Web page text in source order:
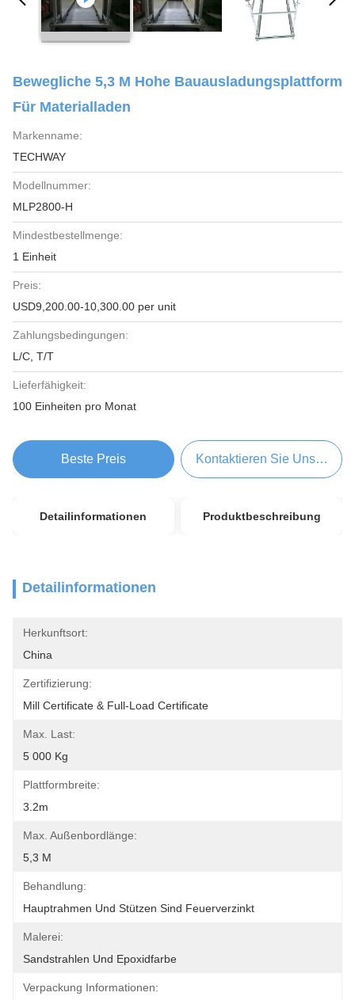
Bewegliche 5,3 M Hohe Bauausladungsplattform
Für Materialladen
Markenname:
TECHWAY
Modellnummer:
MLP2800-H
Mindestbestellmenge:
1 Einheit
Preis:
USD9,200.00-10,300.00 per unit
Zahlungsbedingungen:
L/C, T/T
Lieferfähigkeit:
100 Einheiten pro Monat
Beste Preis Kontaktieren Sie Uns Jetzt
Detailinformationen Produktbeschreibung
Detailinformationen
Herkunftsort:
China
Zertifizierung:
Mill Certificate & Full-Load Certificate
Max. Last:
5 000 Kg
Plattformbreite:
3.2m
Max. Außenbordlänge:
5,3 M
Behandlung:
Hauptrahmen Und Stützen Sind Feuerverzinkt
Malerei:
Sandstrahlen Und Epoxidfarbe
Verpackung Informationen: